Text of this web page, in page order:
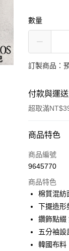
數量
訂製商品：
付款與運
超取滿
付款方式
信用卡一次付
3 期 0
合作金庫
華南商業
國泰世華
臺灣中小
LINE Pay
街口支付
商品特色
商品編號
9645770
商品特色
棉質混紡
下擺造形
鑽飾點綴
五分袖設
韓國布料